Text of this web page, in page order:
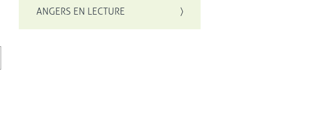
ANGERS EN LECTURE